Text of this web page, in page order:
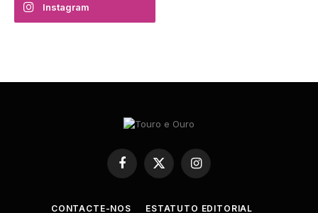
Instagram
Facebook
X
(Twitter)
Instagram
CONTACTE-NOS ESTATUTO EDITORIAL